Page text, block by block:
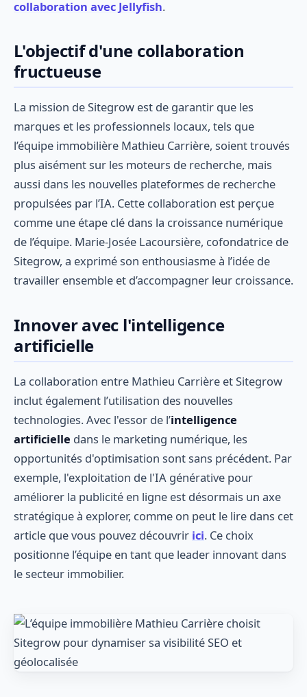
collaboration avec Jellyfish.
L'objectif d'une collaboration
fructueuse
La mission de Sitegrow est de garantir que les
marques et les professionnels locaux, tels que
l’équipe immobilière Mathieu Carrière, soient trouvés
plus aisément sur les moteurs de recherche, mais
aussi dans les nouvelles plateformes de recherche
propulsées par l’IA. Cette collaboration est perçue
comme une étape clé dans la croissance numérique
de l’équipe. Marie-Josée Lacoursière, cofondatrice de
Sitegrow, a exprimé son enthousiasme à l’idée de
travailler ensemble et d’accompagner leur croissance.
Innover avec l'intelligence
artificielle
La collaboration entre Mathieu Carrière et Sitegrow
inclut également l’utilisation des nouvelles
technologies. Avec l'essor de l’intelligence
artificielle dans le marketing numérique, les
opportunités d'optimisation sont sans précédent. Par
exemple, l'exploitation de l'IA générative pour
améliorer la publicité en ligne est désormais un axe
stratégique à explorer, comme on peut le lire dans cet
article que vous pouvez découvrir ici. Ce choix
positionne l’équipe en tant que leader innovant dans
le secteur immobilier.